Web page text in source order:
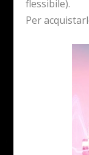
flessibile).
Per